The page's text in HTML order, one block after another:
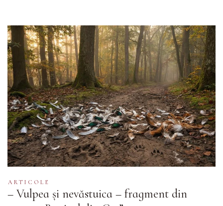
ARTICOLE
– Vulpea și nevăstuica – fragment din